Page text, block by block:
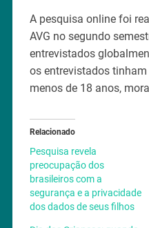
A pesquisa online foi
AVG no segundo
entrevistados
os entrevistados
menos de 18 anos,
Relacionado
Pesquisa revela
preocupação dos
brasileiros com a
segurança e a privacidade
dos dados de seus filhos